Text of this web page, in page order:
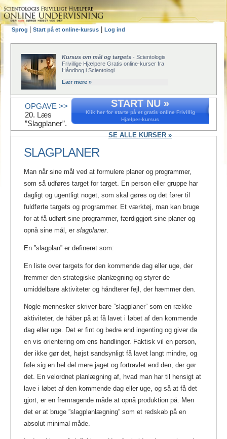
Sprog Start på et online-kursus Log ind
Kursus om mål og targets - Scientologis
Frivillige Hjælpere Gratis online-kurser fra
Håndbog i Scientologi
Lær mere »
START NU »
Klik her for starte på et gratis online Frivillig
Hjælper-kursus
SE ALLE KURSER »
OPGAVE >>
20. Læs
”Slagplaner”.
SLAGPLANER
Man når sine mål ved at formulere planer og programmer,
som så udføres target for target. En person eller gruppe har
dagligt og ugentligt noget, som skal gøres og det fører til
fuldførte targets og programmer. Et værktøj, man kan bruge
for at få udført sine programmer, færdiggjort sine planer og
opnå sine mål, er slagplaner.
En ”slagplan” er defineret som:
En liste over targets for den kommende dag eller uge, der
fremmer den strategiske planlægning og styrer de
umiddelbare aktiviteter og håndterer fejl, der hæmmer den.
Nogle mennesker skriver bare ”slagplaner” som en række
aktiviteter, de håber på at få lavet i løbet af den kommende
dag eller uge. Det er fint og bedre end ingenting og giver da
en vis orientering om ens handlinger. Faktisk vil en person,
der ikke gør det, højst sandsynligt få lavet langt mindre, og
føle sig en hel del mere jaget og fortravlet end den, der gør
det. En velordnet planlægning af, hvad man har til hensigt at
lave i løbet af den kommende dag eller uge, og så at få det
gjort, er en fremragende måde at opnå produktion på. Men
det er at bruge ”slagplanlægning” som et redskab på en
absolut minimal måde.